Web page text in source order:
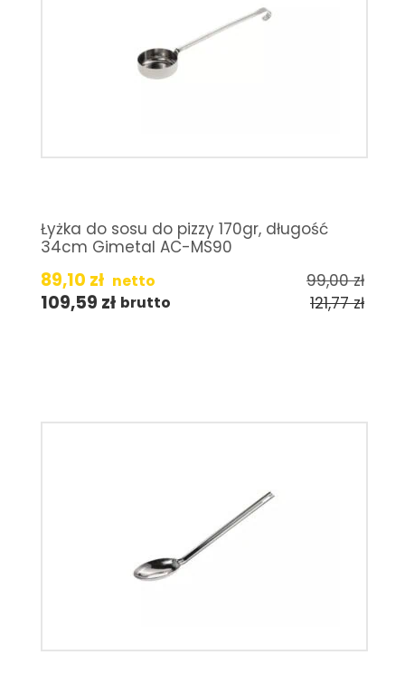
Łyżka do sosu do pizzy 170gr, długość
34cm Gimetal AC-MS90
89,10 zł netto 99,00zł
109,59 zł brutto 121,77zł